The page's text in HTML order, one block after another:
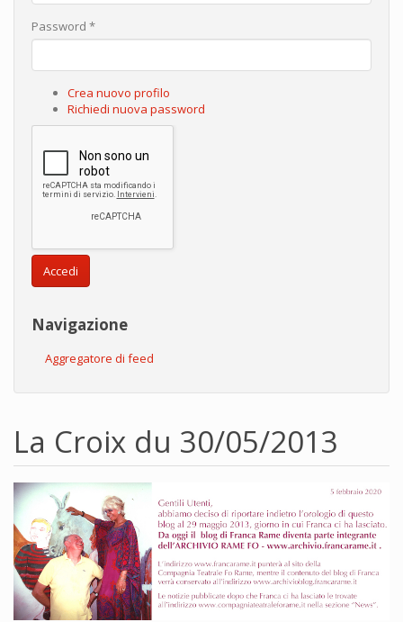
Password *
Crea nuovo profilo
Richiedi nuova password
Accedi
Navigazione
Aggregatore di feed
La Croix du 30/05/2013